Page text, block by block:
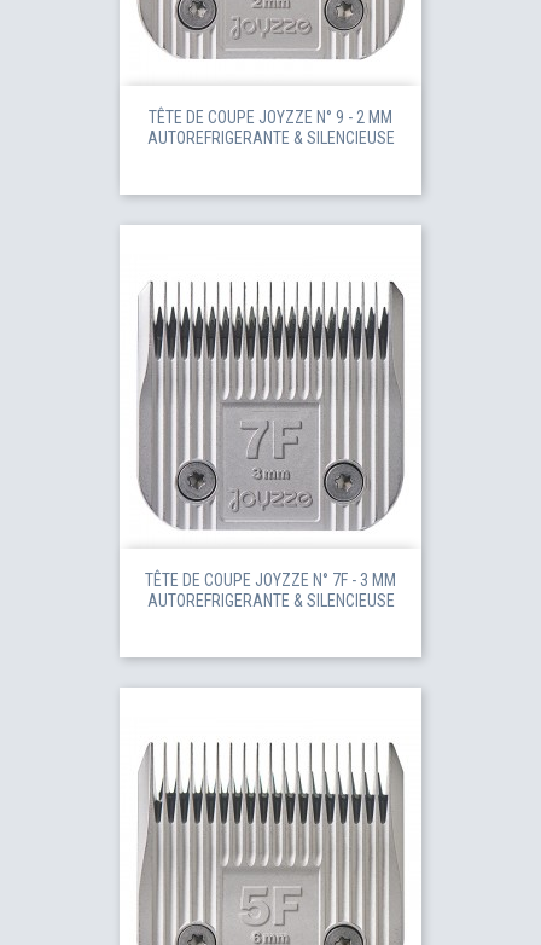
TÊTE DE COUPE JOYZZE N° 9 - 2 MM
AUTOREFRIGERANTE & SILENCIEUSE
TÊTE DE COUPE JOYZZE N° 7F - 3 MM
AUTOREFRIGERANTE & SILENCIEUSE